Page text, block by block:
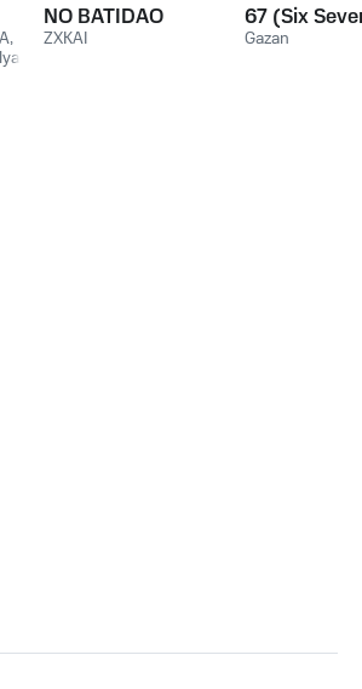
,
NO BATIDAO
ZXKAI
67 (Six
Gazan